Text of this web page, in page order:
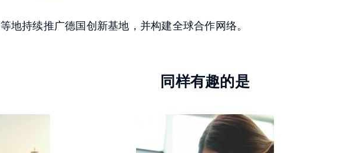
等地持续推广德国创新基地，并构建全球合作网络。
同样有趣的是